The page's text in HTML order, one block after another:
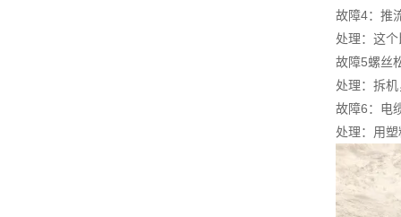
故障4：推
处理：这
故障5螺丝
处理：拆
故障6：电
处理：用